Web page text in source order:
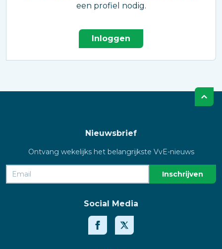
een profiel nodig.
Inloggen
Nieuwsbrief
Ontvang wekelijks het belangrijkste VvE-nieuws
Social Media